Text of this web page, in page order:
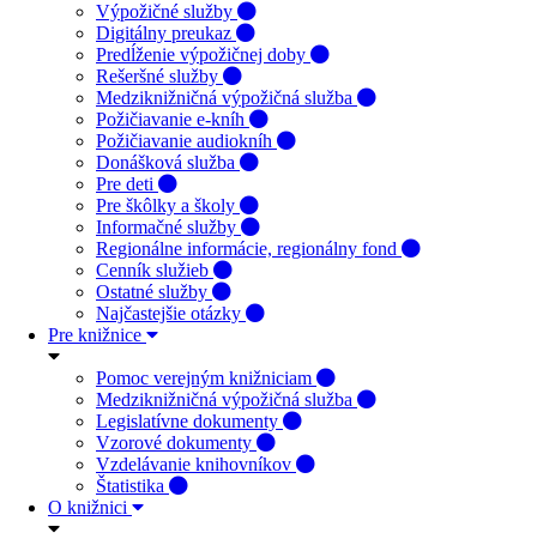
Výpožičné služby
Digitálny preukaz
Predĺženie výpožičnej doby
Rešeršné služby
Medziknižničná výpožičná služba
Požičiavanie e-kníh
Požičiavanie audiokníh
Donášková služba
Pre deti
Pre škôlky a školy
Informačné služby
Regionálne informácie, regionálny fond
Cenník služieb
Ostatné služby
Najčastejšie otázky
Pre knižnice
Pomoc verejným knižniciam
Medziknižničná výpožičná služba
Legislatívne dokumenty
Vzorové dokumenty
Vzdelávanie knihovníkov
Štatistika
O knižnici